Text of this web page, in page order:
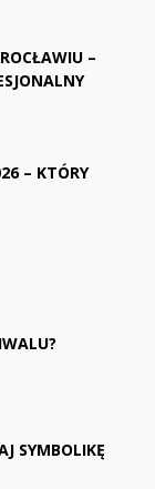
–
– KTÓRY
SYMBOLIKĘ